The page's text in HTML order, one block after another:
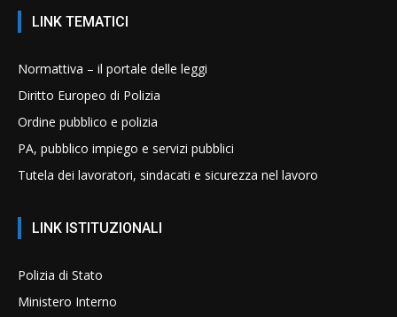
LINK TEMATICI
Normattiva – il portale delle leggi
Diritto Europeo di Polizia
Ordine pubblico e polizia
PA, pubblico impiego e servizi pubblici
Tutela dei lavoratori, sindacati e sicurezza nel lavoro
LINK ISTITUZIONALI
Polizia di Stato
Ministero Interno